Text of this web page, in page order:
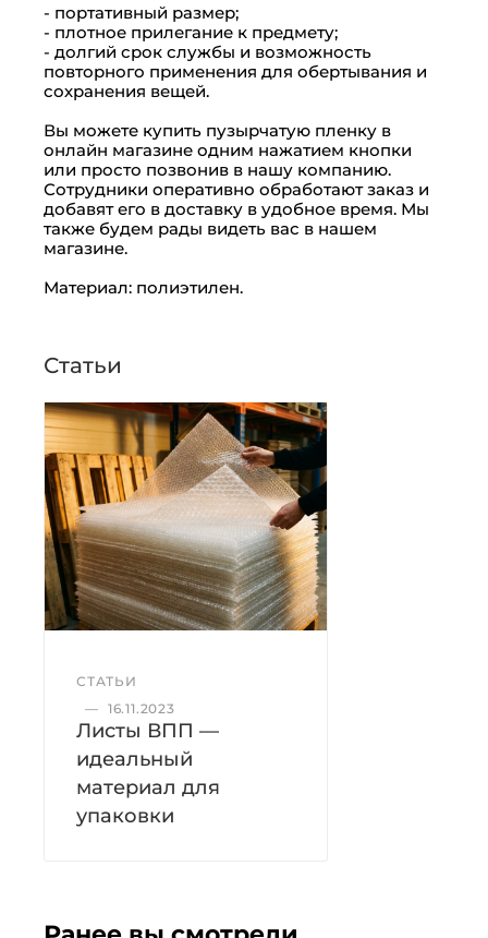
- портативный размер;
- плотное прилегание к предмету;
- долгий срок службы и возможность
повторного применения для обертывания и
сохранения вещей.
Вы можете купить пузырчатую пленку в
онлайн магазине одним нажатием кнопки
или просто позвонив в нашу компанию.
Сотрудники оперативно обработают заказ и
добавят его в доставку в удобное время. Мы
также будем рады видеть вас в нашем
магазине.
Материал: полиэтилен.
Статьи
СТАТЬИ
— 16.11.2023
Листы ВПП —
идеальный
материал для
упаковки